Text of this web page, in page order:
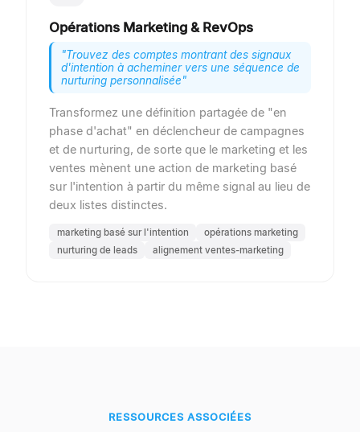
Opérations Marketing & RevOps
"Trouvez des comptes montrant des signaux
d'intention à acheminer vers une séquence de
nurturing personnalisée"
Transformez une définition partagée de "en
phase d'achat" en déclencheur de campagnes
et de nurturing, de sorte que le marketing et les
ventes mènent une action de marketing basé
sur l'intention à partir du même signal au lieu de
deux listes distinctes.
marketing basé sur l'intention
opérations marketing
nurturing de leads
alignement ventes-marketing
RESSOURCES ASSOCIÉES